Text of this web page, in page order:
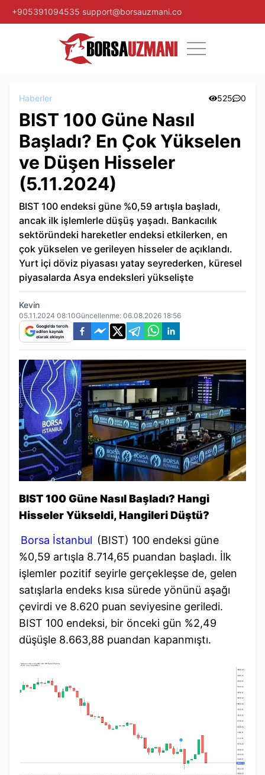
+905391094535 support@borsauzmani.co
Haberler 525 0
BIST 100 Güne Nasıl
Başladı? En Çok Yükselen
ve Düşen Hisseler
(5.11.2024)
BIST 100 endeksi güne %0,59 artışla başladı,
ancak ilk işlemlerle düşüş yaşadı. Bankacılık
sektöründeki hareketler endeksi etkilerken, en
çok yükselen ve gerileyen hisseler de açıklandı.
Yurt içi döviz piyasası yatay seyrederken, küresel
piyasalarda Asya endeksleri yükselişte
Kevin
05.11.2024 08:10Güncellenme: 06.08.2026 18:56
Google'da tercih
edilen kaynak
olarak ekleyin
BIST 100 Güne Nasıl Başladı? Hangi
Hisseler Yükseldi, Hangileri Düştü?
Borsa İstanbul (BIST) 100 endeksi güne
%0,59 artışla 8.714,65 puandan başladı. İlk
işlemler pozitif seyirle gerçekleşse de, gelen
satışlarla endeks kısa sürede yönünü aşağı
çevirdi ve 8.620 puan seviyesine geriledi.
BIST 100 endeksi, bir önceki gün %2,49
düşüşle 8.663,88 puandan kapanmıştı.